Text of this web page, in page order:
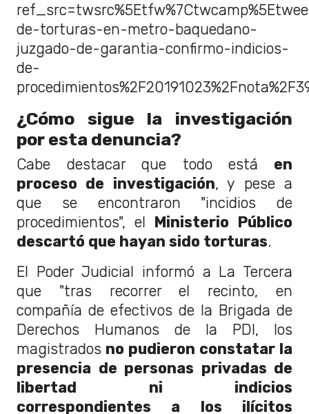
de-torturas-en-metro-baquedano-
juzgado-de-garantia-confirmo-indicios-
de-
¿Cómo sigue la investigación
por esta denuncia?
Cabe destacar que todo está en
proceso de investigación, y pese a
que se encontraron "incidios de
procedimientos", el Ministerio Público
descartó que hayan sido torturas.
El Poder Judicial informó a La Tercera
que "tras recorrer el recinto, en
compañía de efectivos de la Brigada de
Derechos Humanos de la PDI, los
magistrados no pudieron constatar la
presencia de personas privadas de
libertad ni indicios
correspondientes a los ilícitos